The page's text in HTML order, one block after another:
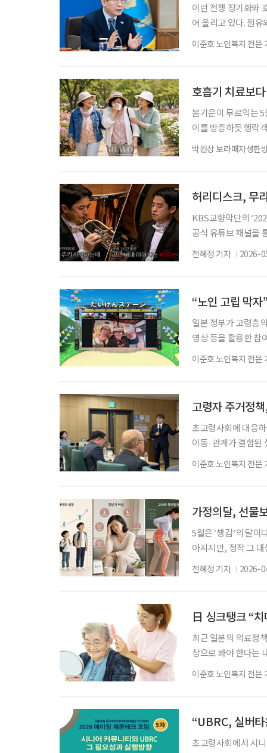
이란 전쟁 장기화와
어 올리고 있다. 원
갑, 비닐가운 같은
의 시장 교란 차단
이준호 노인복지 전문
호흡기 치료보
봄기운이 무르익는 5
이를 방증하듯 행락
냥 달갑지 않다. 봄
상이 악화되기 쉽
박원상 보라매자생한
허리디스크, 무
KBS교향악단의
공식 유튜브 채널을
으로, 오케스트라
이었다. 하지만 공
전혜정 기자 2026-
“노인 고립 막자
일본 정부가 고령층
영상 등을 활용한 참
결하는 기본 안전
근을 병행하는 방
이준호 노인복지 전문
고령자 주거정
초고령사회에 대응
이동·관계가 결합된
과 지역에서 계속
봄거점을 하나의
축공간
이준호 노인복지 전문
가정의달, 선물
5월은 ‘챙김’의 달
아지지만, 정작 그
해야 할 것은 건강
진행되다 어느 순
전혜정 기자 2026-
日 싱크탱크 “
최근 일본의 의료정
상으로 봐야 한다는
Global Policy
매정책의 미래’를
이준호 노인복지 전문
“UBRC, 실버타
초고령사회에서 시